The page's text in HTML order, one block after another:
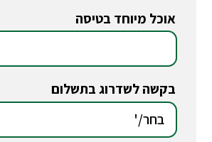
אוכל מיוחד בטיסה
בקשה לשדרוג בתשלום